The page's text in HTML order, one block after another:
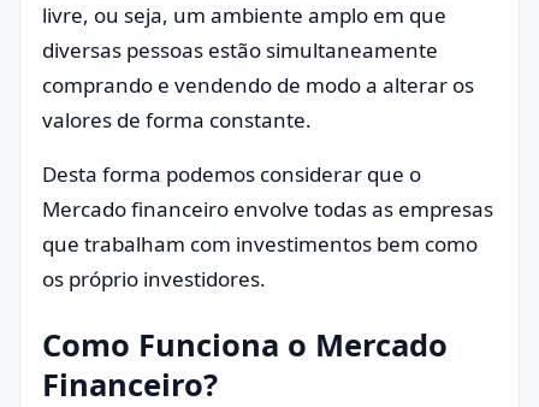
livre, ou seja, um ambiente amplo em que
diversas pessoas estão simultaneamente
comprando e vendendo de modo a alterar os
valores de forma constante.
Desta forma podemos considerar que o
Mercado financeiro envolve todas as empresas
que trabalham com investimentos bem como
os próprio investidores.
Como Funciona o Mercado
Financeiro?